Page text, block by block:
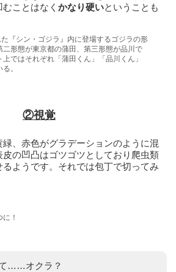
ことはなく かなり硬いということも
『シン・ゴジラ』内に登場するゴジラの形
二形態が東京都の蒲田、第三形態が品川で
ではそれぞれ「蒲田くん」「品川くん」
。
②視覚
、赤色がグラデーションのように混
皮の凹凸はゴツゴツとしており爬虫類
ようです。それでは包丁で切ってみ
！
……オクラ？